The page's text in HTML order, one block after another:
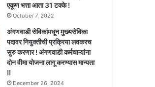
एकूण भत्ता आता 31 टक्के !
October 7, 2022
अंगणवाडी सेविकांमधून मुख्यसेविका
पदावर नियुक्तीची प्रक्रिया लवकरच
सुरु करणार ! अंगणवाडी कर्मचाऱ्यांना
दोन वीमा योजना लागू करण्यास मान्यता
!!
December 26, 2024